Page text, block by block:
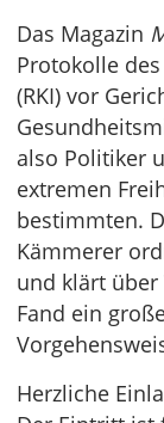
Das Magazin
Protokolle
(RKI) vor
also Politiker
extremen
bestimmten.
Kämmerer
und klärt über
Fand ein
Herzliche